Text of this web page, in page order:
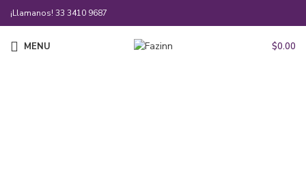
¡Llamanos! 33 3410 9687
MENU $0.00